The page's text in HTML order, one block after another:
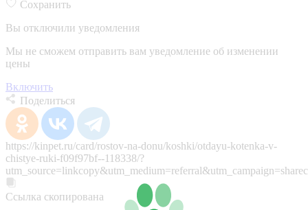
Сохранить
Вы отключили уведомления
Мы не сможем отправить вам уведомление об изменении
цены
Включить
Поделиться
https://kinpet.ru/card/rostov-na-donu/koshki/otdayu-kotenka-v-
chistye-ruki-f09f97bf--118338/?
Ссылка скопирована